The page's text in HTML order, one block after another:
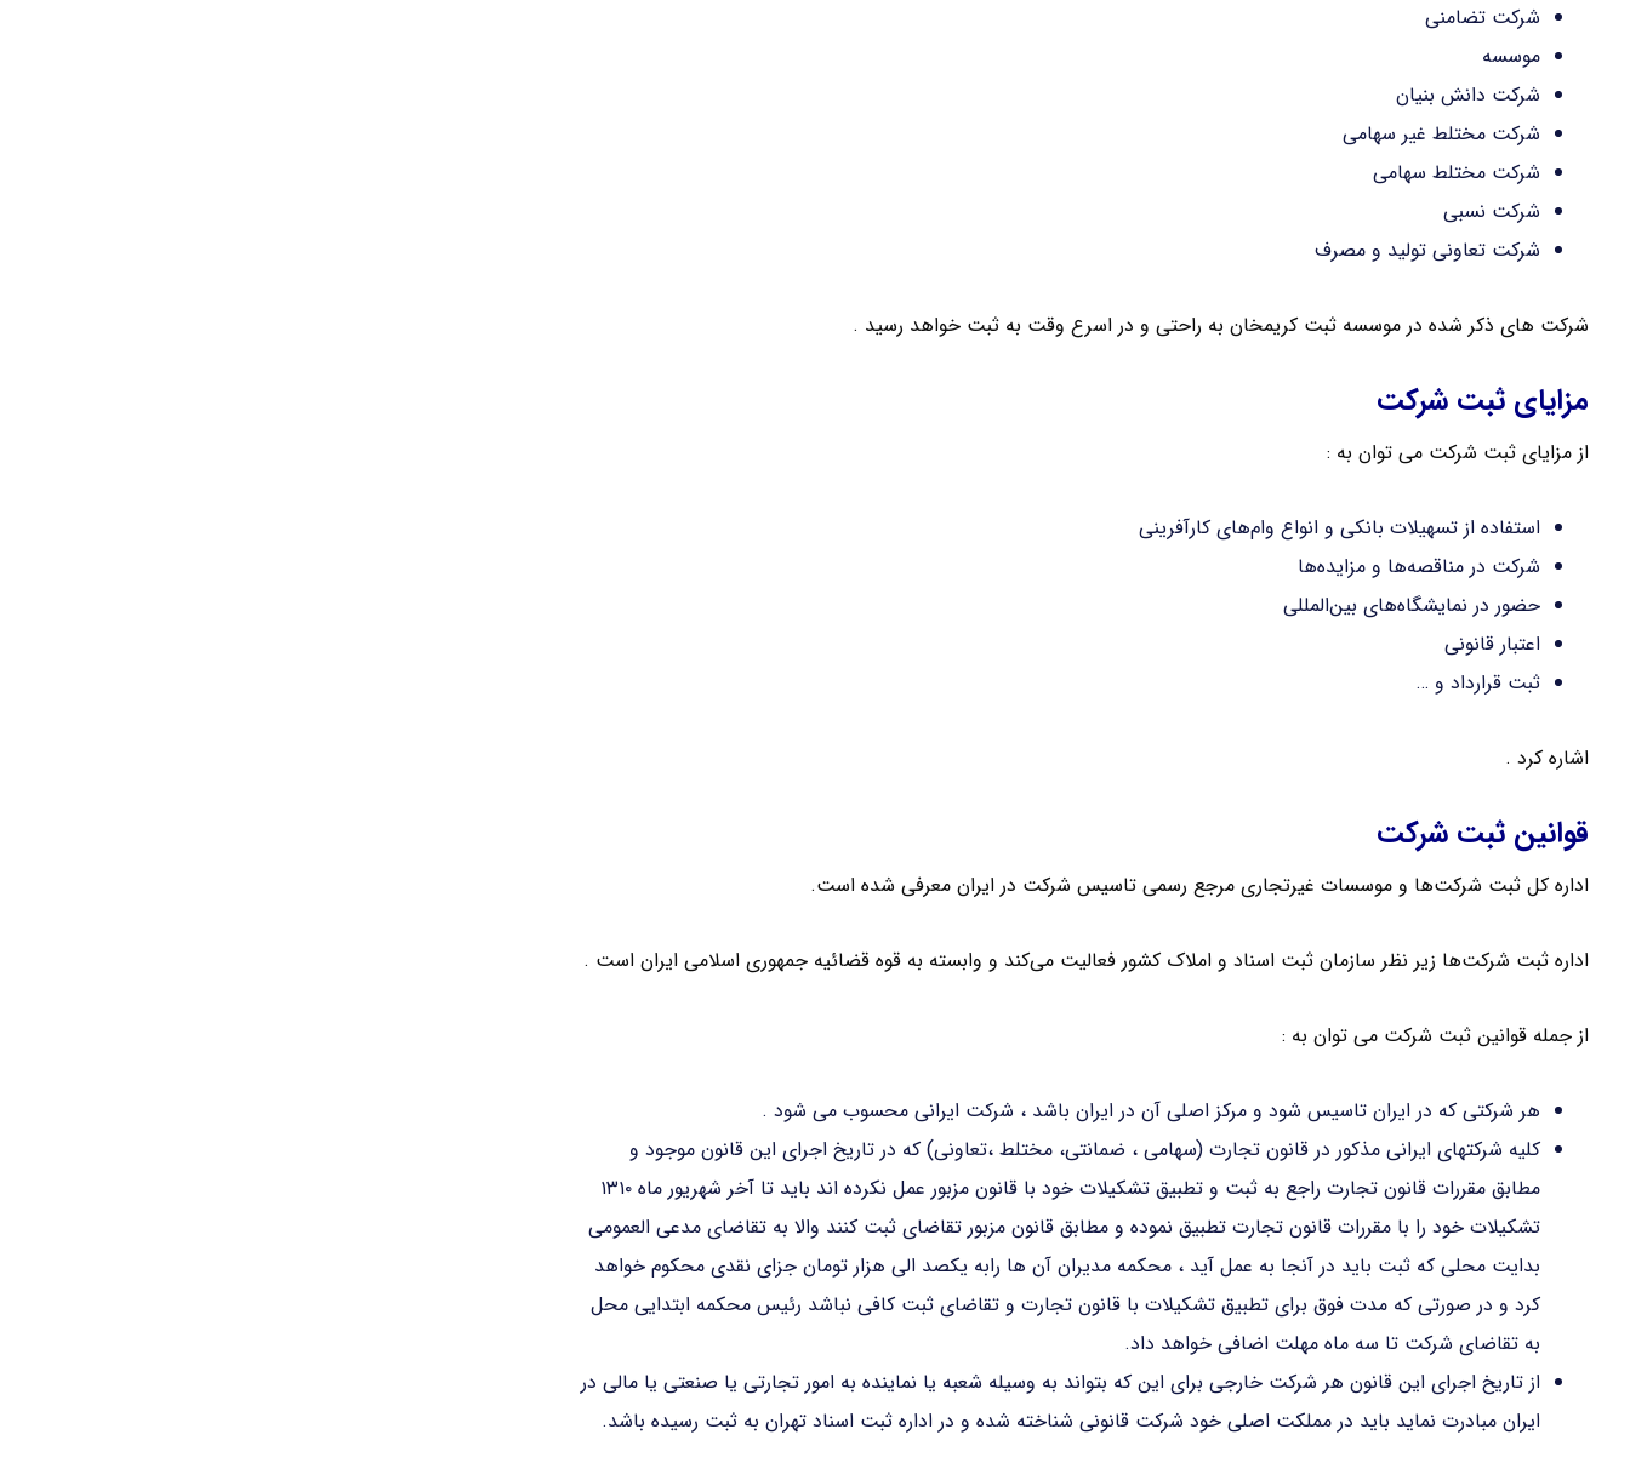
شرکت تضامنی
موسسه
شرکت دانش بنیان
شرکت مختلط غیر سهامی
شرکت مختلط سهامی
شرکت نسبی
شرکت تعاونی تولید و مصرف
شرکت های ذکر شده در موسسه ثبت کریمخان به راحتی و در اسرع وقت به ثبت خواهد رسید .
مزایای ثبت شرکت
از مزایای ثبت شرکت می توان به :
استفاده از تسهیلات بانکی و انواع وام‌های کارآفرینی
شرکت در مناقصه‌ها و مزایده‌ها
حضور در نمایشگاه‌های بین‌المللی
اعتبار قانونی
ثبت قرارداد و …
اشاره کرد .
قوانین ثبت شرکت
اداره کل ثبت شرکت‌ها و موسسات غیرتجاری مرجع رسمی تاسیس شرکت در ایران معرفی شده است.
اداره ثبت شرکت‌ها زیر نظر سازمان ثبت اسناد و املاک کشور فعالیت می‌کند و وابسته به قوه قضائیه جمهوری اسلامی ایران است .
از جمله قوانین ثبت شرکت می توان به :
هر شرکتی که در ایران تاسیس شود و مرکز اصلی آن در ایران باشد ، شرکت ایرانی محسوب می شود .
کلیه شرکتهای ایرانی مذکور در قانون تجارت (سهامی ، ضمانتی، مختلط ،تعاونی) که در تاریخ اجرای این قانون موجود و
مطابق مقررات قانون تجارت راجع به ثبت و تطبیق تشکیلات خود با قانون مزبور عمل نکرده اند باید تا آخر شهریور ماه ۱۳۱۰
تشکیلات خود را با مقررات قانون تجارت تطبیق نموده و مطابق قانون مزبور تقاضای ثبت کنند والا به تقاضای مدعی العمومی
بدایت محلی که ثبت باید در آنجا به عمل آید ، محکمه مدیران آن ها رابه یکصد الی هزار تومان جزای نقدی محکوم خواهد
کرد و در صورتی که مدت فوق برای تطبیق تشکیلات با قانون تجارت و تقاضای ثبت کافی نباشد رئیس محکمه ابتدایی محل
به تقاضای شرکت تا سه ماه مهلت اضافی خواهد داد.
از تاریخ اجرای این قانون هر شرکت خارجی برای این که بتواند به وسیله شعبه یا نماینده به امور تجارتی یا صنعتی یا مالی در
ایران مبادرت نماید باید در مملکت اصلی خود شرکت قانونی شناخته شده و در اداره ثبت اسناد تهران به ثبت رسیده باشد.